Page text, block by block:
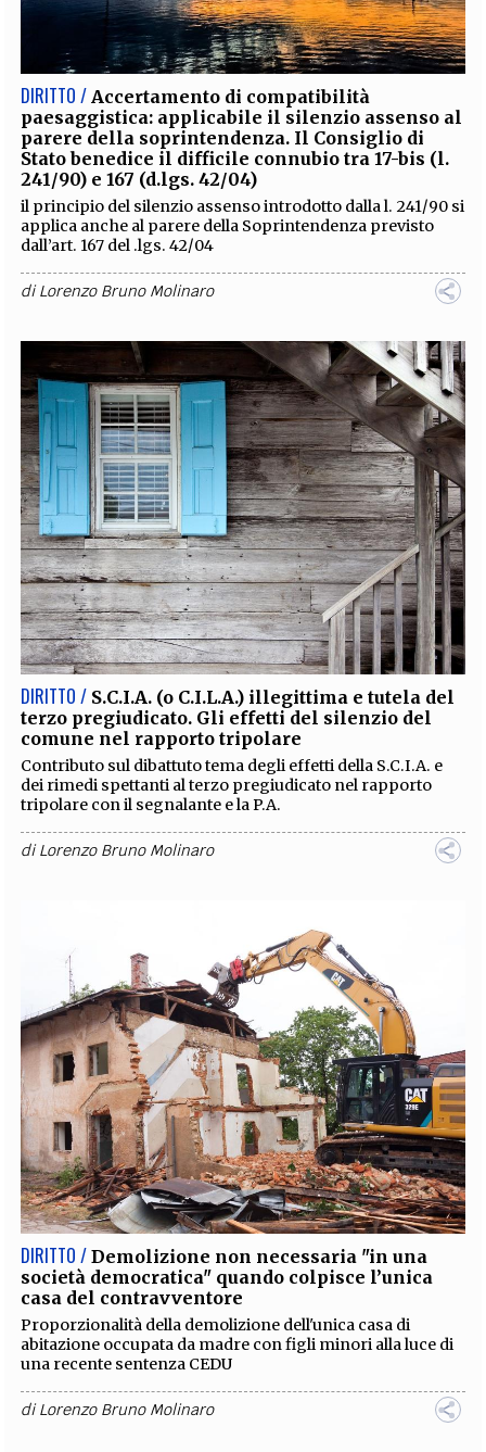
DIRITTO / Accertamento di compatibilità
paesaggistica: applicabile il silenzio assenso al
parere della soprintendenza. Il Consiglio di
Stato benedice il difficile connubio tra 17-bis (l.
241/90) e 167 (d.lgs. 42/04)
il principio del silenzio assenso introdotto dalla l. 241/90 si
applica anche al parere della Soprintendenza previsto
dall’art. 167 del .lgs. 42/04
diLorenzo Bruno Molinaro
DIRITTO / S.C.I.A. (o C.I.L.A.) illegittima e tutela del
terzo pregiudicato. Gli effetti del silenzio del
comune nel rapporto tripolare
Contributo sul dibattuto tema degli effetti della S.C.I.A. e
dei rimedi spettanti al terzo pregiudicato nel rapporto
tripolare con il segnalante e la P.A.
diLorenzo Bruno Molinaro
DIRITTO / Demolizione non necessaria "in una
società democratica" quando colpisce l’unica
casa del contravventore
Proporzionalità della demolizione dell'unica casa di
abitazione occupata da madre con figli minori alla luce di
una recente sentenza CEDU
diLorenzo Bruno Molinaro